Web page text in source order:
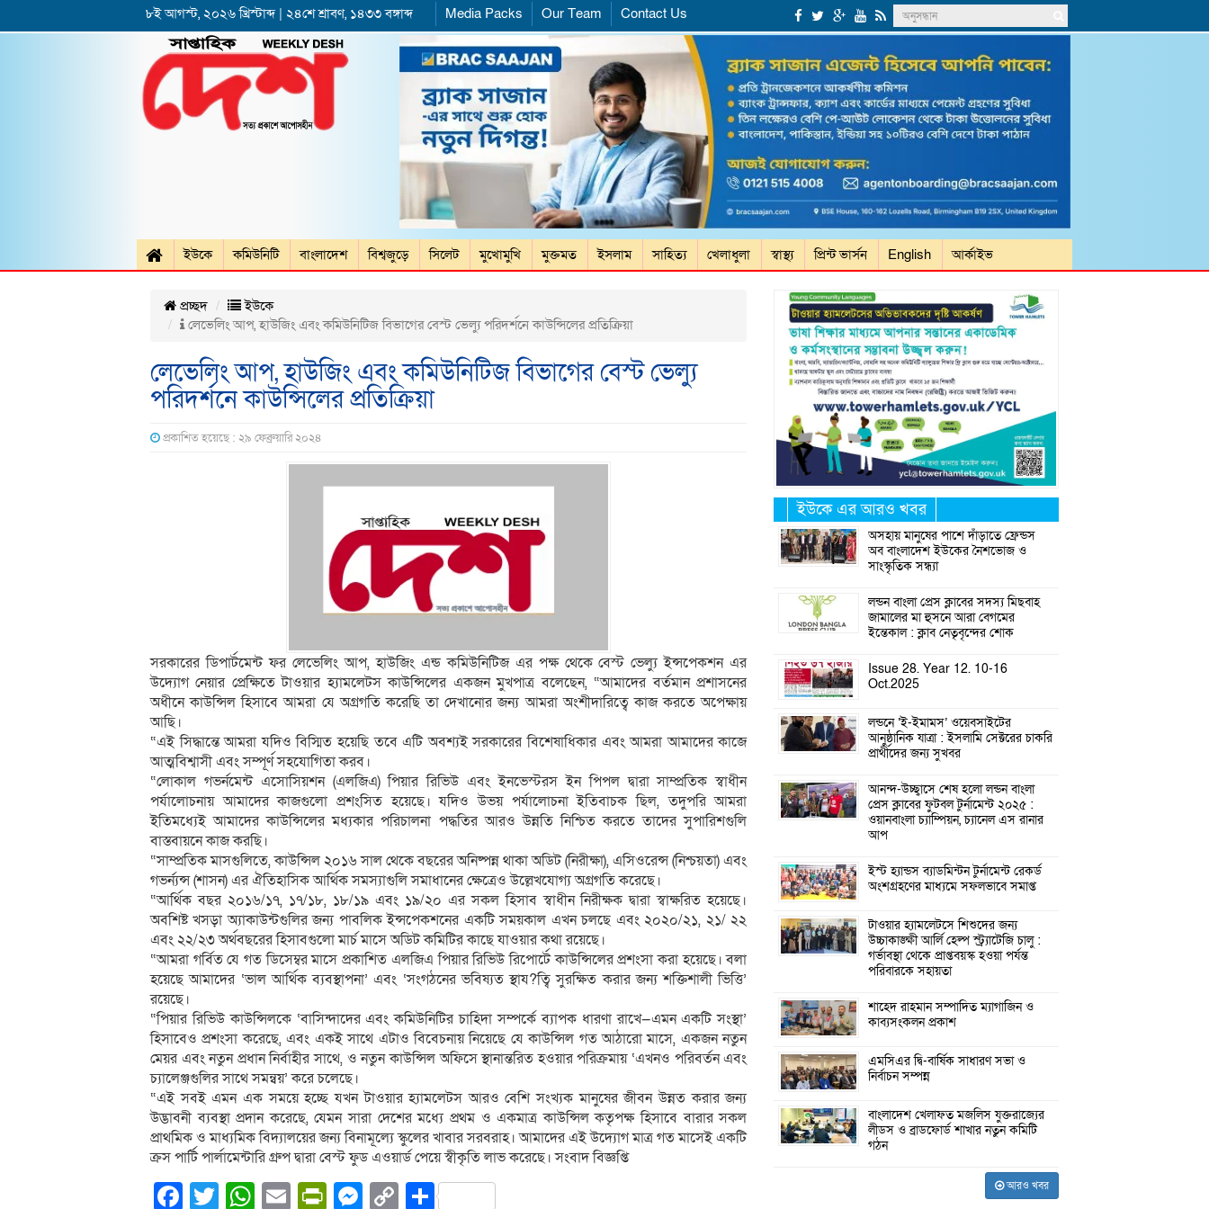
৮ই আগস্ট, ২০২৬ খ্রিস্টাব্দ | ২৪শে শ্রাবণ, ১৪৩৩ বঙ্গাব্দ Media Packs Our Team Contact Us
ইউকে কমিউনিটি বাংলাদেশ বিশ্বজুড়ে সিলেট মুখোমুখি মুক্তমত ইসলাম সাহিত্য খেলাধুলা স্বাস্থ্য প্রিন্ট ভার্সন English আর্কাইভ
প্রচ্ছদ
ইউকে
লেভেলিং আপ, হাউজিং এবং কমিউনিটিজ বিভাগের বেস্ট ভেল্যু পরিদর্শনে কাউন্সিলের প্রতিক্রিয়া
লেভেলিং আপ, হাউজিং এবং কমিউনিটিজ বিভাগের বেস্ট ভেল্যু
পরিদর্শনে কাউন্সিলের প্রতিক্রিয়া
প্রকাশিত হয়েছে : ২৯ ফেব্রুয়ারি ২০২৪
সরকারের ডিপার্টমেন্ট ফর লেভেলিং আপ, হাউজিং এন্ড কমিউনিটিজ এর পক্ষ থেকে বেস্ট ভেল্যু ইন্সপেকশন এর
উদ্যোগ নেয়ার প্রেক্ষিতে টাওয়ার হ্যামলেটস কাউন্সিলের একজন মুখপাত্র বলেছেন, “আমাদের বর্তমান প্রশাসনের
অধীনে কাউন্সিল হিসাবে আমরা যে অগ্রগতি করেছি তা দেখানোর জন্য আমরা অংশীদারিত্বে কাজ করতে অপেক্ষায়
আছি।
“এই সিদ্ধান্তে আমরা যদিও বিস্মিত হয়েছি তবে এটি অবশ্যই সরকারের বিশেষাধিকার এবং আমরা আমাদের কাজে
আত্মবিশ্বাসী এবং সম্পূর্ণ সহযোগিতা করব।
“লোকাল গভর্নমেন্ট এসোসিয়শন (এলজিএ) পিয়ার রিভিউ এবং ইনভেস্টরস ইন পিপল দ্বারা সাম্প্রতিক স্বাধীন
পর্যালোচনায় আমাদের কাজগুলো প্রশংসিত হয়েছে। যদিও উভয় পর্যালোচনা ইতিবাচক ছিল, তদুপরি আমরা
ইতিমধ্যেই আমাদের কাউন্সিলের মধ্যকার পরিচালনা পদ্ধতির আরও উন্নতি নিশ্চিত করতে তাদের সুপারিশগুলি
বাস্তবায়নে কাজ করছি।
“সাম্প্রতিক মাসগুলিতে, কাউন্সিল ২০১৬ সাল থেকে বছরের অনিষ্পন্ন থাকা অডিট (নিরীক্ষা), এসিওরেন্স (নিশ্চয়তা) এবং
গভর্ন্যন্স (শাসন) এর ঐতিহাসিক আর্থিক সমস্যাগুলি সমাধানের ক্ষেত্রেও উল্লেখযোগ্য অগ্রগতি করেছে।
“আর্থিক বছর ২০১৬/১৭, ১৭/১৮, ১৮/১৯ এবং ১৯/২০ এর সকল হিসাব স্বাধীন নিরীক্ষক দ্বারা স্বাক্ষরিত হয়েছে।
অবশিষ্ট খসড়া অ্যাকাউন্টগুলির জন্য পাবলিক ইন্সপেকশনের একটি সময়কাল এখন চলছে এবং ২০২০/২১, ২১/ ২২
এবং ২২/২৩ অর্থবছরের হিসাবগুলো মার্চ মাসে অডিট কমিটির কাছে যাওয়ার কথা রয়েছে।
“আমরা গর্বিত যে গত ডিসেম্বর মাসে প্রকাশিত এলজিএ পিয়ার রিভিউ রিপোর্টে কাউন্সিলের প্রশংসা করা হয়েছে। বলা
হয়েছে আমাদের ‘ভাল আর্থিক ব্যবস্থাপনা’ এবং ‘সংগঠনের ভবিষ্যত স্থায?িত্ব সুরক্ষিত করার জন্য শক্তিশালী ভিত্তি’
রয়েছে।
“পিয়ার রিভিউ কাউন্সিলকে ‘বাসিন্দাদের এবং কমিউনিটির চাহিদা সম্পর্কে ব্যাপক ধারণা রাখে—এমন একটি সংস্থা’
হিসাবেও প্রশংসা করেছে, এবং একই সাথে এটাও বিবেচনায় নিয়েছে যে কাউন্সিল গত আঠারো মাসে, একজন নতুন
মেয়র এবং নতুন প্রধান নির্বাহীর সাথে, ও নতুন কাউন্সিল অফিসে স্থানান্তরিত হওয়ার পরিক্রমায় ‘এখনও পরিবর্তন এবং
চ্যালেঞ্জগুলির সাথে সমন্বয়’ করে চলেছে।
“এই সবই এমন এক সময়ে হচ্ছে যখন টাওয়ার হ্যামলেটস আরও বেশি সংখ্যক মানুষের জীবন উন্নত করার জন্য
উদ্ভাবনী ব্যবস্থা প্রদান করেছে, যেমন সারা দেশের মধ্যে প্রথম ও একমাত্র কাউন্সিল কতৃপক্ষ হিসাবে বারার সকল
প্রাথমিক ও মাধ্যমিক বিদ্যালয়ের জন্য বিনামূল্যে স্কুলের খাবার সরবরাহ। আমাদের এই উদ্যোগ মাত্র গত মাসেই একটি
ক্রস পার্টি পার্লামেন্টারি গ্রুপ দ্বারা বেস্ট ফুড এওয়ার্ড পেয়ে স্বীকৃতি লাভ করেছে। সংবাদ বিজ্ঞপ্তি
Facebook
Twitter
WhatsApp
EmailPrintFriendly
Messenger
CopyShare
ইউকে এর আরও খবর
অসহায় মানুষের পাশে দাঁড়াতে ফ্রেন্ডস
অব বাংলাদেশ ইউকের নৈশভোজ ও
সাংস্কৃতিক সন্ধ্যা
লন্ডন বাংলা প্রেস ক্লাবের সদস্য মিছবাহ
জামালের মা হুসনে আরা বেগমের
ইন্তেকাল : ক্লাব নেতৃবৃন্দের শোক
Issue 28. Year 12. 10-16
Oct.2025
লন্ডনে ‘ই-ইমামস’ ওয়েবসাইটের
আনুষ্ঠানিক যাত্রা : ইসলামি সেক্টরের চাকরি
প্রার্থীদের জন্য সুখবর
আনন্দ-উচ্ছ্বাসে শেষ হলো লন্ডন বাংলা
প্রেস ক্লাবের ফুটবল টুর্নামেন্ট ২০২৫ :
ওয়ানবাংলা চ্যাম্পিয়ন, চ্যানেল এস রানার
আপ
ইস্ট হ্যান্ডস ব্যাডমিন্টন টুর্নামেন্ট রেকর্ড
অংশগ্রহণের মাধ্যমে সফলভাবে সমাপ্ত
টাওয়ার হ্যামলেটসে শিশুদের জন্য
উচ্চাকাঙ্ক্ষী আর্লি হেল্প স্ট্র্যাটেজি চালু :
গর্ভাবস্থা থেকে প্রাপ্তবয়স্ক হওয়া পর্যন্ত
পরিবারকে সহায়তা
শাহেদ রাহমান সম্পাদিত ম্যাগাজিন ও
কাব্যসংকলন প্রকাশ
এমসিএর দ্বি-বার্ষিক সাধারণ সভা ও
নির্বাচন সম্পন্ন
বাংলাদেশ খেলাফত মজলিস যুক্তরাজ্যের
লীডস ও ব্রাডফোর্ড শাখার নতুন কমিটি
গঠন
আরও খবর